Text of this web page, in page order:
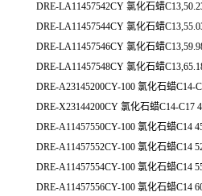
DRE-LA11457542CY 氯化石蜡
DRE-LA11457544CY 氯化石蜡
DRE-LA11457546CY 氯化石蜡
DRE-LA11457548CY 氯化石蜡
DRE-A23145200CY-100 氯化石蜡C14-
DRE-X23144200CY 氯化石蜡C14-C17
DRE-A11457550CY-100 氯化石蜡C14
DRE-A11457552CY-100 氯化石蜡C14
DRE-A11457554CY-100 氯化石蜡C14
DRE-A11457556CY-100 氯化石蜡C14